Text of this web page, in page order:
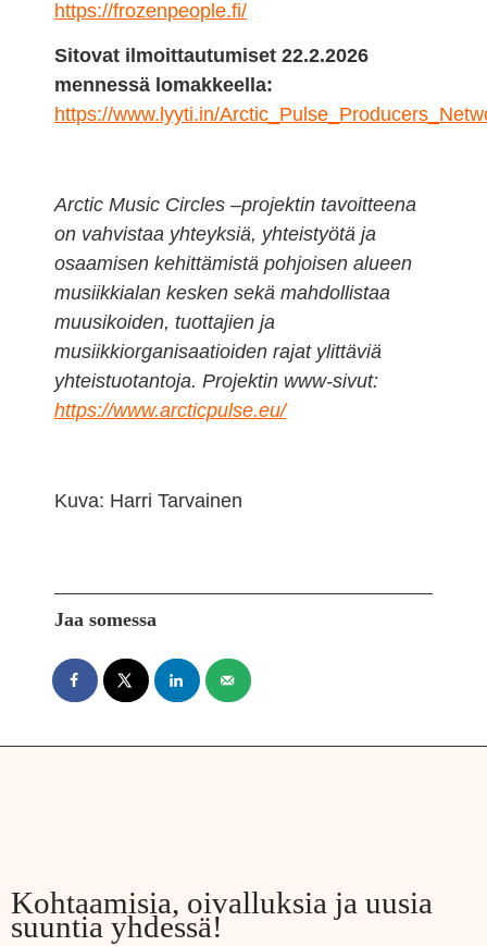
https://frozenpeople.fi/
Sitovat ilmoittautumiset 22.2.2026
mennessä lomakkeella:
https://www.lyyti.in/
Arctic Music Circles –projektin tavoitteena
on vahvistaa yhteyksiä, yhteistyötä ja
osaamisen kehittämistä pohjoisen alueen
musiikkialan kesken sekä mahdollistaa
muusikoiden, tuottajien ja
musiikkiorganisaatioiden rajat ylittäviä
yhteistuotantoja. Projektin www-sivut:
https://www.arcticpulse.eu/
Kuva: Harri Tarvainen
Jaa somessa
Kohtaamisia, oivalluksia ja uusia
suuntia yhdessä!